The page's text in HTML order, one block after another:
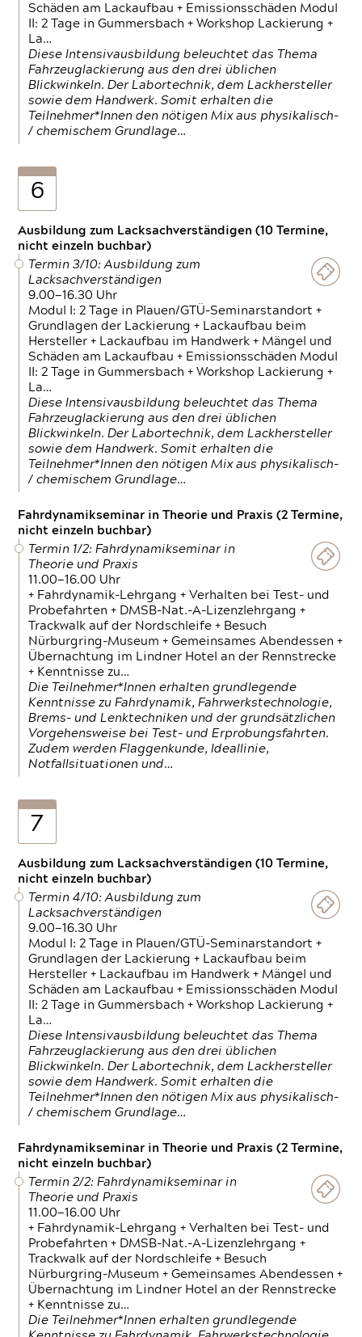
Schäden am Lackaufbau + Emissionsschäden Modul
II: 2 Tage in Gummersbach + Workshop Lackierung +
La…
Diese Intensivausbildung beleuchtet das Thema
Fahrzeuglackierung aus den drei üblichen
Blickwinkeln. Der Labortechnik, dem Lackhersteller
sowie dem Handwerk. Somit erhalten die
Teilnehmer*Innen den nötigen Mix aus physikalisch-
/ chemischem Grundlage…
6
Ausbildung zum Lacksachverständigen (10 Termine,
nicht einzeln buchbar)
Termin 3/10: Ausbildung zum
Lacksachverständigen
9.00—16.30 Uhr
Modul I: 2 Tage in Plauen/GTÜ-Seminarstandort +
Grundlagen der Lackierung + Lackaufbau beim
Hersteller + Lackaufbau im Handwerk + Mängel und
Schäden am Lackaufbau + Emissionsschäden Modul
II: 2 Tage in Gummersbach + Workshop Lackierung +
La…
Diese Intensivausbildung beleuchtet das Thema
Fahrzeuglackierung aus den drei üblichen
Blickwinkeln. Der Labortechnik, dem Lackhersteller
sowie dem Handwerk. Somit erhalten die
Teilnehmer*Innen den nötigen Mix aus physikalisch-
/ chemischem Grundlage…
Fahrdynamikseminar in Theorie und Praxis (2 Termine,
nicht einzeln buchbar)
Termin 1/2: Fahrdynamikseminar in
Theorie und Praxis
11.00—16.00 Uhr
+ Fahrdynamik-Lehrgang + Verhalten bei Test- und
Probefahrten + DMSB-Nat.-A-Lizenzlehrgang +
Trackwalk auf der Nordschleife + Besuch
Nürburgring-Museum + Gemeinsames Abendessen +
Übernachtung im Lindner Hotel an der Rennstrecke
+ Kenntnisse zu…
Die Teilnehmer*Innen erhalten grundlegende
Kenntnisse zu Fahrdynamik, Fahrwerkstechnologie,
Brems- und Lenktechniken und der grundsätzlichen
Vorgehensweise bei Test- und Erprobungsfahrten.
Zudem werden Flaggenkunde, Ideallinie,
Notfallsituationen und…
7
Ausbildung zum Lacksachverständigen (10 Termine,
nicht einzeln buchbar)
Termin 4/10: Ausbildung zum
Lacksachverständigen
9.00—16.30 Uhr
Modul I: 2 Tage in Plauen/GTÜ-Seminarstandort +
Grundlagen der Lackierung + Lackaufbau beim
Hersteller + Lackaufbau im Handwerk + Mängel und
Schäden am Lackaufbau + Emissionsschäden Modul
II: 2 Tage in Gummersbach + Workshop Lackierung +
La…
Diese Intensivausbildung beleuchtet das Thema
Fahrzeuglackierung aus den drei üblichen
Blickwinkeln. Der Labortechnik, dem Lackhersteller
sowie dem Handwerk. Somit erhalten die
Teilnehmer*Innen den nötigen Mix aus physikalisch-
/ chemischem Grundlage…
Fahrdynamikseminar in Theorie und Praxis (2 Termine,
nicht einzeln buchbar)
Termin 2/2: Fahrdynamikseminar in
Theorie und Praxis
11.00—16.00 Uhr
+ Fahrdynamik-Lehrgang + Verhalten bei Test- und
Probefahrten + DMSB-Nat.-A-Lizenzlehrgang +
Trackwalk auf der Nordschleife + Besuch
Nürburgring-Museum + Gemeinsames Abendessen +
Übernachtung im Lindner Hotel an der Rennstrecke
+ Kenntnisse zu…
Die Teilnehmer*Innen erhalten grundlegende